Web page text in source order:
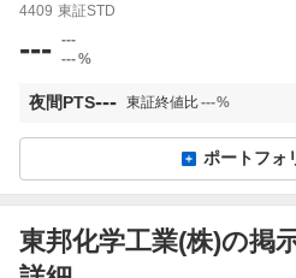
4409 東証STD
--- ---
---%
夜間PTS--- 東証終値比---%
ポートフォ
東邦化学工業(株)の掲